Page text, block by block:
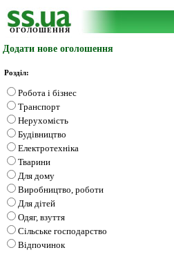
ОГОЛОШЕННЯ
Додати нове оголошення
Розділ:
Робота і бізнес
Транспорт
Нерухомість
Будівництво
Електротехніка
Тварини
Для дому
Виробництво, роботи
Для дітей
Одяг, взуття
Сільське господарство
Відпочинок